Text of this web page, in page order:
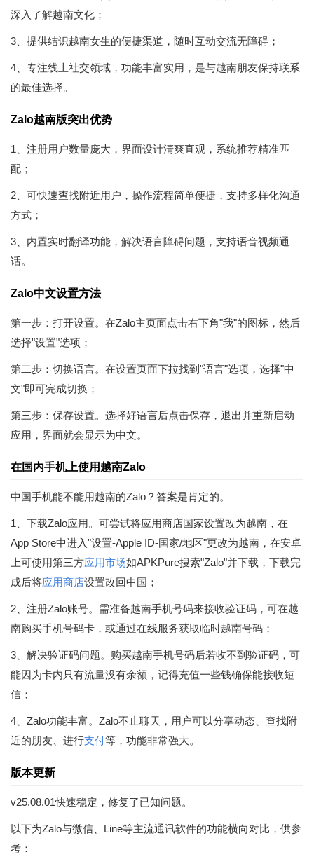
深入了解越南文化；
3、提供结识越南女生的便捷渠道，随时互动交流无障碍；
4、专注线上社交领域，功能丰富实用，是与越南朋友保持联系
的最佳选择。
Zalo越南版突出优势
1、注册用户数量庞大，界面设计清爽直观，系统推荐精准匹
配；
2、可快速查找附近用户，操作流程简单便捷，支持多样化沟通
方式；
3、内置实时翻译功能，解决语言障碍问题，支持语音视频通
话。
Zalo中文设置方法
第一步：打开设置。在Zalo主页面点击右下角"我"的图标，然后
选择"设置"选项；
第二步：切换语言。在设置页面下拉找到"语言"选项，选择"中
文"即可完成切换；
第三步：保存设置。选择好语言后点击保存，退出并重新启动
应用，界面就会显示为中文。
在国内手机上使用越南Zalo
中国手机能不能用越南的Zalo？答案是肯定的。
1、下载Zalo应用。可尝试将应用商店国家设置改为越南，在
App Store中进入"设置-Apple ID-国家/地区"更改为越南，在安卓
上可使用第三方应用市场如APKPure搜索"Zalo"并下载，下载完
成后将应用商店设置改回中国；
2、注册Zalo账号。需准备越南手机号码来接收验证码，可在越
南购买手机号码卡，或通过在线服务获取临时越南号码；
3、解决验证码问题。购买越南手机号码后若收不到验证码，可
能因为卡内只有流量没有余额，记得充值一些钱确保能接收短
信；
4、Zalo功能丰富。Zalo不止聊天，用户可以分享动态、查找附
近的朋友、进行支付等，功能非常强大。
版本更新
v25.08.01快速稳定，修复了已知问题。
以下为Zalo与微信、Line等主流通讯软件的功能横向对比，供参
考：